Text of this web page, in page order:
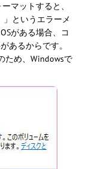
マットすると、
」というエラーメ
がある場合、コ
あるからです。
ため、Windowsで